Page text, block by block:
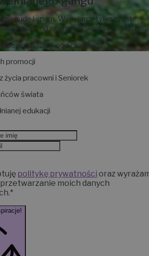
na nudę i spam. Wysyłamy tylko czyste,
dawkę dobrej energii!Zyskujesz dostęp do:
idealną fryzurępod czapkę
promocji
życia pracowni i Seniorek
świata
edukacji
politykę prywatności oraz
moich danych